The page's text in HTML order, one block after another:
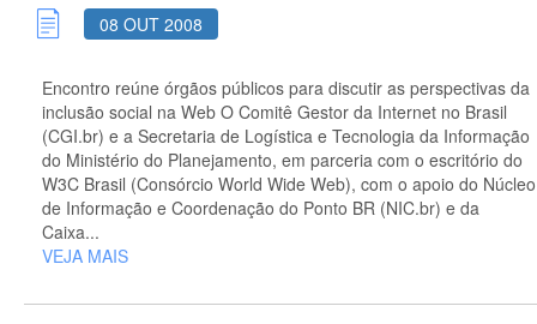
08 OUT 2008
Encontro reúne órgãos públicos para discutir as perspectivas da
inclusão social na Web O Comitê Gestor da Internet no Brasil
(CGI.br) e a Secretaria de Logística e Tecnologia da Informação
do Ministério do Planejamento, em parceria com o escritório do
W3C Brasil (Consórcio World Wide Web), com o apoio do Núcleo
de Informação e Coordenação do Ponto BR (NIC.br) e da
Caixa...
VEJA MAIS